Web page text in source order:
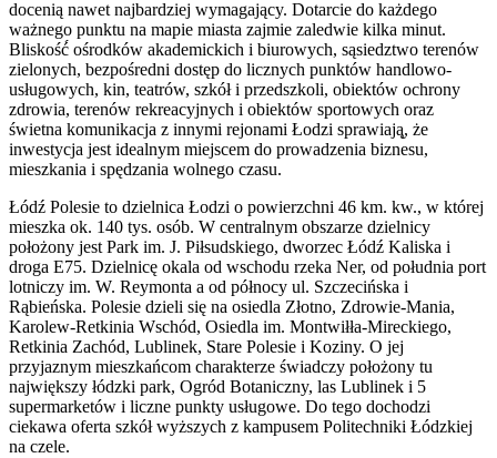
docenią nawet najbardziej wymagający. Dotarcie do każdego
ważnego punktu na mapie miasta zajmie zaledwie kilka minut.
Bliskość́ ośrodków akademickich i biurowych, sąsiedztwo terenów
zielonych, bezpośredni dostęp do licznych punktów handlowo-
usługowych, kin, teatrów, szkół i przedszkoli, obiektów ochrony
zdrowia, terenów rekreacyjnych i obiektów sportowych oraz
świetna komunikacja z innymi rejonami Łodzi sprawiają̨, że
inwestycja jest idealnym miejscem do prowadzenia biznesu,
mieszkania i spędzania wolnego czasu.
Łódź Polesie to dzielnica Łodzi o powierzchni 46 km. kw., w której
mieszka ok. 140 tys. osób. W centralnym obszarze dzielnicy
położony jest Park im. J. Piłsudskiego, dworzec Łódź Kaliska i
droga E75. Dzielnicę okala od wschodu rzeka Ner, od południa port
lotniczy im. W. Reymonta a od północy ul. Szczecińska i
Rąbieńska. Polesie dzieli się na osiedla Złotno, Zdrowie-Mania,
Karolew-Retkinia Wschód, Osiedla im. Montwiłła-Mireckiego,
Retkinia Zachód, Lublinek, Stare Polesie i Koziny. O jej
przyjaznym mieszkańcom charakterze świadczy położony tu
największy łódzki park, Ogród Botaniczny, las Lublinek i 5
supermarketów i liczne punkty usługowe. Do tego dochodzi
ciekawa oferta szkół wyższych z kampusem Politechniki Łódzkiej
na czele.